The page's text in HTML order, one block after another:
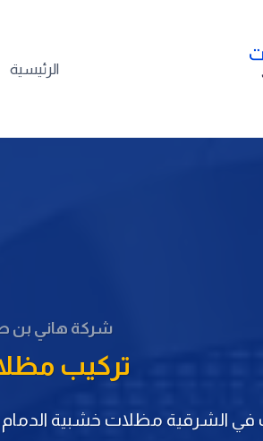
الرئيسية
شركة هاني بن
تركيب
في الشرقية مظلات خشبية